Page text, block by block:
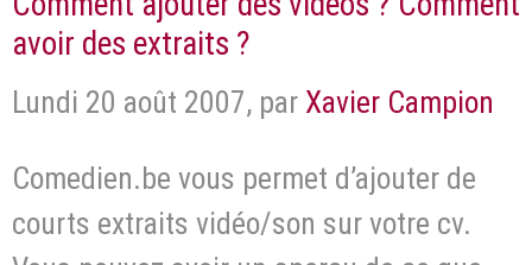
avoir des extraits ?
Lundi 20 août 2007, par Xavier Campion
Comedien.be vous permet d’ajouter de
courts extraits vidéo/son sur votre cv.